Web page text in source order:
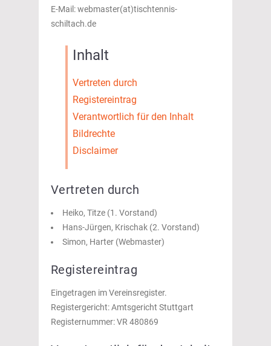
E-Mail: webmaster(at)tischtennis-
schiltach.de
Inhalt
Vertreten durch
Registereintrag
Verantwortlich für den Inhalt
Bildrechte
Disclaimer
Vertreten durch
Heiko, Titze (1. Vorstand)
Hans-Jürgen, Krischak (2. Vorstand)
Simon, Harter (Webmaster)
Registereintrag
Eingetragen im Vereinsregister.
Registergericht: Amtsgericht Stuttgart
Registernummer: VR 480869